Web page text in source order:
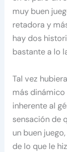
muy buen
retadora y
hay dos
bastante a lo
Tal vez
más dinámico
inherente al
sensación de
un buen
de lo que le